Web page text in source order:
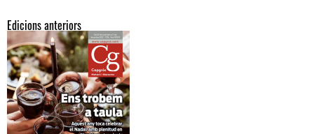
Edicions anteriors